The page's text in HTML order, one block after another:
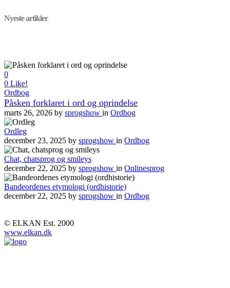
Nyeste artikler
0
0 Like!
Ordbog
Påsken forklaret i ord og oprindelse
marts 26, 2026 by sprogshow in Ordbog
Ordleg
december 23, 2025 by sprogshow in Ordbog
Chat, chatsprog og smileys
december 22, 2025 by sprogshow in Onlinesprog
Bandeordenes etymologi (ordhistorie)
december 22, 2025 by sprogshow in Ordbog
© ELKAN Est. 2000
www.elkan.dk